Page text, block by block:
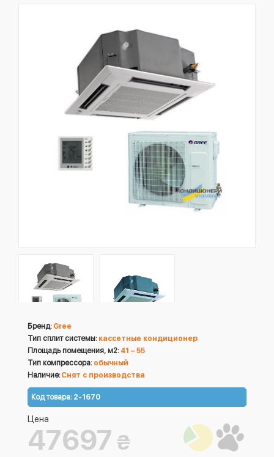
Бренд: Gree
Тип сплит системы: кассетные кондиционер
Площадь помещения, м2: 41 – 55
Тип компрессора: обычный
Наличие:Снят с производства
Код товара: 2-1670
Цена
47697 ₴